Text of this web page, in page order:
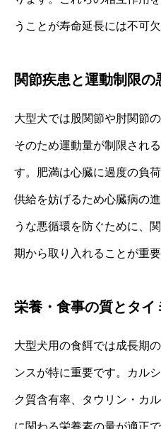
うことが寿命延長には不可欠
関節疾患と運動制限の
大型犬では股関節や肘関節
そのため運動量が制限され
す。肥満は心臓に過度の負
供給を妨げるため心臓病の
うな悪循環を防ぐために、
期から取り入れることが重要
栄養・食事の質とタイ
大型犬用の食餌では成長期
ンスが特に重要です。カル
ク質含有率、タウリン・カ